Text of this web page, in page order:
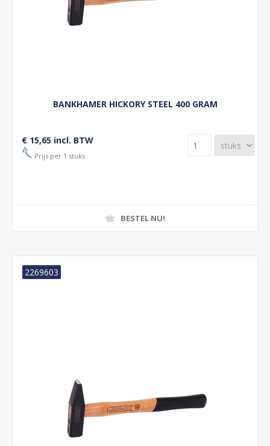
BANKHAMER HICKORY STEEL 400 GRAM
€ 15,65 incl. BTW
Prijs per 1 stuks
BESTEL NU!
2269603